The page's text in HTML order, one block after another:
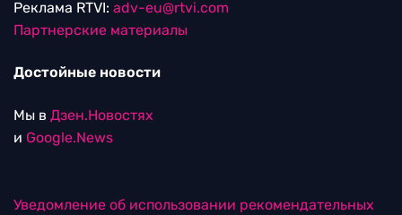
Реклама RTVI: adv-eu@rtvi.com
Партнерские материалы
Достойные новости
Мы в Дзен.Новостях
и Google.News
Уведомление об использовании рекомендательных